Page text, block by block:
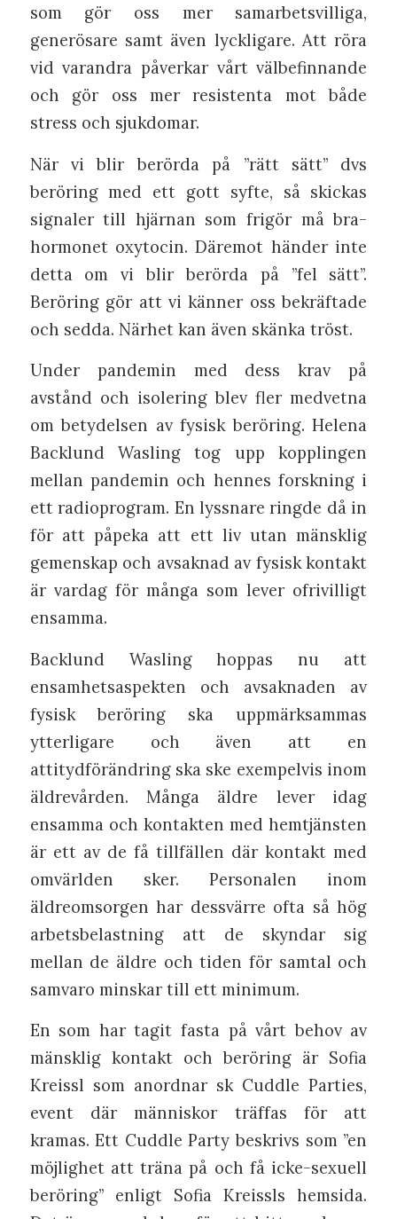
som gör oss mer samarbetsvilliga,
generösare samt även lyckligare. Att röra
vid varandra påverkar vårt välbefinnande
och gör oss mer resistenta mot både
stress och sjukdomar.
När vi blir berörda på ”rätt sätt” dvs
beröring med ett gott syfte, så skickas
signaler till hjärnan som frigör må bra-
hormonet oxytocin. Däremot händer inte
detta om vi blir berörda på ”fel sätt”.
Beröring gör att vi känner oss bekräftade
och sedda. Närhet kan även skänka tröst.
Under pandemin med dess krav på
avstånd och isolering blev fler medvetna
om betydelsen av fysisk beröring. Helena
Backlund Wasling tog upp kopplingen
mellan pandemin och hennes forskning i
ett radioprogram. En lyssnare ringde då in
för att påpeka att ett liv utan mänsklig
gemenskap och avsaknad av fysisk kontakt
är vardag för många som lever ofrivilligt
ensamma.
Backlund Wasling hoppas nu att
ensamhetsaspekten och avsaknaden av
fysisk beröring ska uppmärksammas
ytterligare och även att en
attitydförändring ska ske exempelvis inom
äldrevården. Många äldre lever idag
ensamma och kontakten med hemtjänsten
är ett av de få tillfällen där kontakt med
omvärlden sker. Personalen inom
äldreomsorgen har dessvärre ofta så hög
arbetsbelastning att de skyndar sig
mellan de äldre och tiden för samtal och
samvaro minskar till ett minimum.
En som har tagit fasta på vårt behov av
mänsklig kontakt och beröring är Sofia
Kreissl som anordnar sk Cuddle Parties,
event där människor träffas för att
kramas. Ett Cuddle Party beskrivs som ”en
möjlighet att träna på och få icke-sexuell
beröring” enligt Sofia Kreissls hemsida.